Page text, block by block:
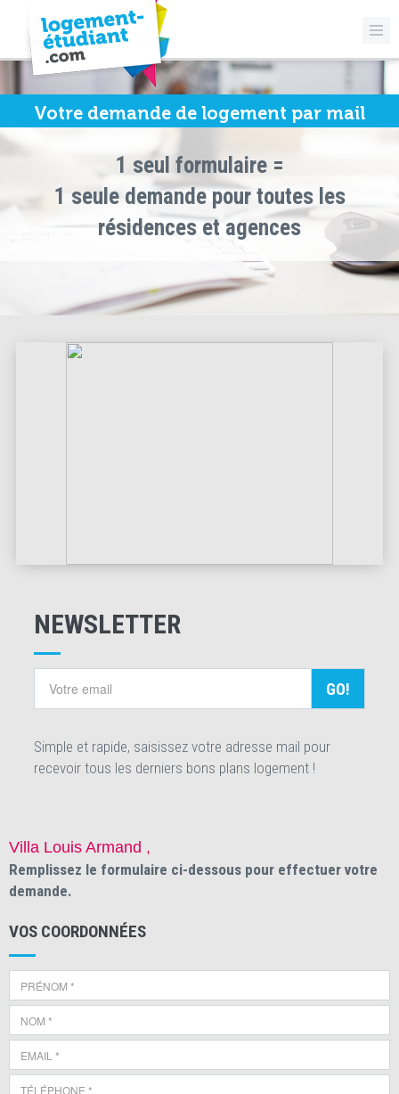
Votre demande de logement par mail
1 seul formulaire =
1 seule demande pour toutes les
résidences et agences
NEWSLETTER
GO!
Simple et rapide, saisissez votre adresse mail pour
recevoir tous les derniers bons plans logement !
Villa Louis Armand ,
Remplissez le formulaire ci-dessous pour effectuer votre
demande.
VOS COORDONNÉES